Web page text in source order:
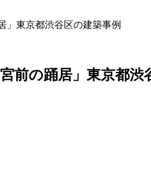
」東京都渋谷区の建築事例
前の踊居」東京都渋